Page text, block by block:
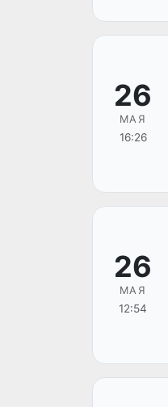
26
МАЯ
16:26
26
МАЯ
12:54